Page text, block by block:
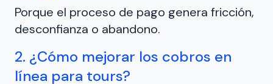
Porque el proceso de pago genera fricción,
desconfianza o abandono.
2. ¿Cómo mejorar los cobros en
línea para tours?